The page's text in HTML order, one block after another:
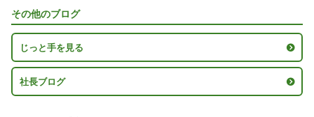
その他のブログ
じっと手を見る
社長ブログ